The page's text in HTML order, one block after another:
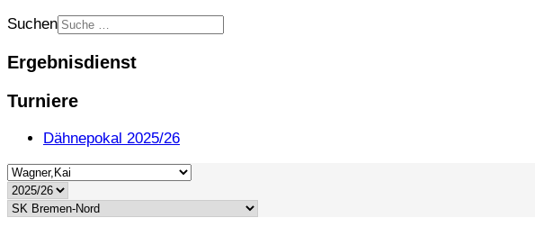
Suchen
Ergebnisdienst
Turniere
Dähnepokal 2025/26